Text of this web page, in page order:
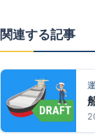
関連する記事